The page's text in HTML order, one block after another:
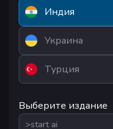
Индия
Украина
Турция
Выберите издание
>start ai